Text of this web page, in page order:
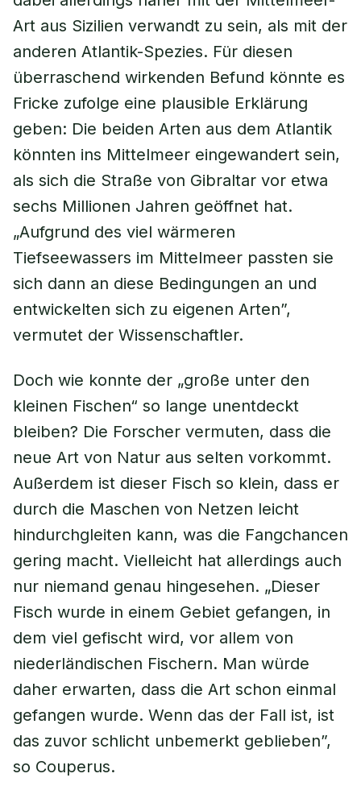
Art aus Sizilien verwandt zu sein, als mit der
anderen Atlantik-Spezies. Für diesen
überraschend wirkenden Befund könnte es
Fricke zufolge eine plausible Erklärung
geben: Die beiden Arten aus dem Atlantik
könnten ins Mittelmeer eingewandert sein,
als sich die Straße von Gibraltar vor etwa
sechs Millionen Jahren geöffnet hat.
„Aufgrund des viel wärmeren
Tiefseewassers im Mittelmeer passten sie
sich dann an diese Bedingungen an und
entwickelten sich zu eigenen Arten”,
vermutet der Wissenschaftler.
Doch wie konnte der „große unter den
kleinen Fischen“ so lange unentdeckt
bleiben? Die Forscher vermuten, dass die
neue Art von Natur aus selten vorkommt.
Außerdem ist dieser Fisch so klein, dass er
durch die Maschen von Netzen leicht
hindurchgleiten kann, was die Fangchancen
gering macht. Vielleicht hat allerdings auch
nur niemand genau hingesehen. „Dieser
Fisch wurde in einem Gebiet gefangen, in
dem viel gefischt wird, vor allem von
niederländischen Fischern. Man würde
daher erwarten, dass die Art schon einmal
gefangen wurde. Wenn das der Fall ist, ist
das zuvor schlicht unbemerkt geblieben”,
so Couperus.